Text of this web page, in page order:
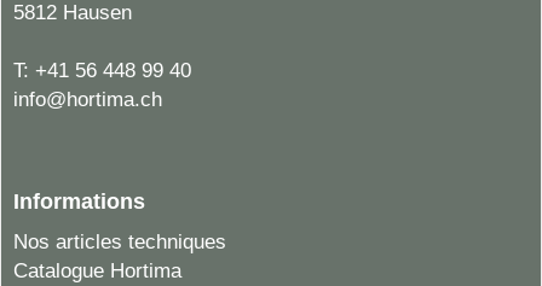
5812 Hausen
T: +41 56 448 99 40
info@hortima.ch
Informations
Nos articles techniques
Catalogue Hortima